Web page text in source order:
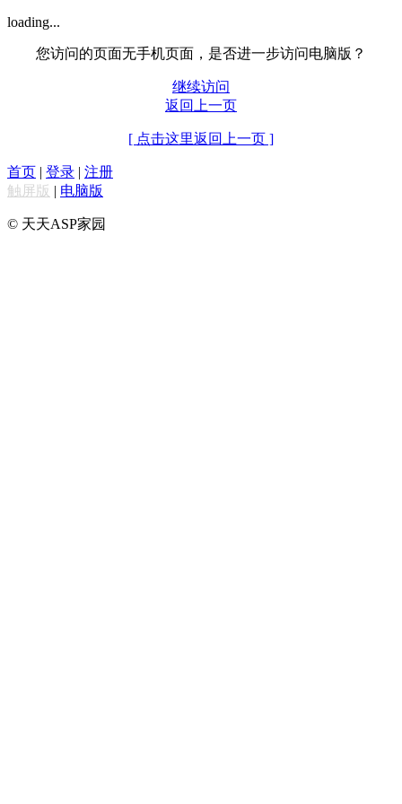
loading...
您访问的页面无手机页面，是否进一步访问电脑版？
继续访问
返回上一页
[ 点击这里返回上一页 ]
首页 | 登录 | 注册
触屏版 | 电脑版
© 天天ASP家园